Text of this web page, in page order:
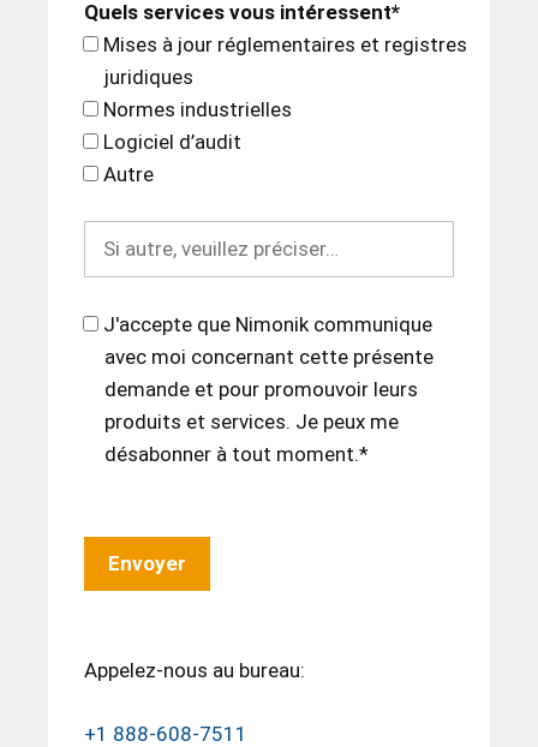
Quels services vous intéressent*
Mises à jour réglementaires et registres
juridiques
Normes industrielles
Logiciel d’audit
Autre
J'accepte que Nimonik communique
avec moi concernant cette présente
demande et pour promouvoir leurs
produits et services. Je peux me
désabonner à tout moment.*
Appelez-nous au bureau:
+1 888-608-7511